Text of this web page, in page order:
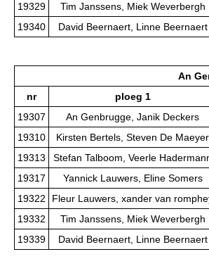
19329
Tim Janssens, Miek Weverbergh
19340
David Beernaert, Linne Beernaert
An
nr
ploeg 1
19307
An Genbrugge, Janik Deckers
19310
Kirsten Bertels, Steven De Maeyer
19313
Stefan Talboom, Veerle
19317
Yannick Lauwers, Eline Somers
19322
Fleur Lauwers, xander van
19332
Tim Janssens, Miek Weverbergh
19339
David Beernaert, Linne Beernaert